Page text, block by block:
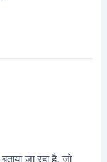
बताया जा रहा है, जो